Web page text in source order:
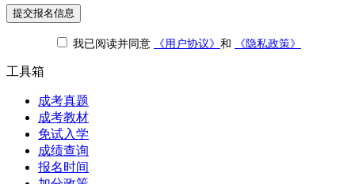
提交报名信息
我已阅读并同意 《用户协议》 和 《隐私政策》
工具箱
成考真题
成考教材
免试入学
成绩查询
报名时间